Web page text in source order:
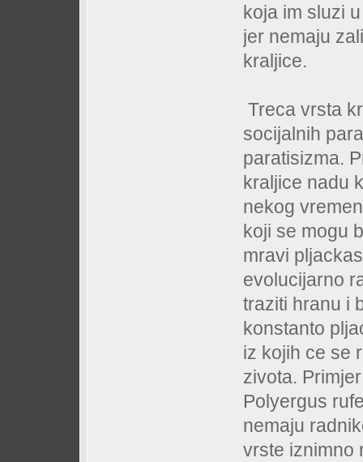
koja im sluzi
jer nemaju
kraljice.
Treca vrsta
socijalnih
paratisizma.
kraljice nadu
nekog
koji se mogu
mravi
evolucijarno
traziti hranu i
konstanto
iz kojih ce se
zivota.
Polyergus
nemaju
vrste iznimno